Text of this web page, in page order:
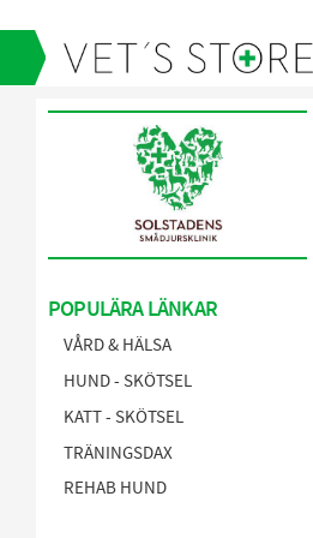
POPULÄRA LÄNKAR
VÅRD & HÄLSA
HUND - SKÖTSEL
KATT - SKÖTSEL
TRÄNINGSDAX
REHAB HUND